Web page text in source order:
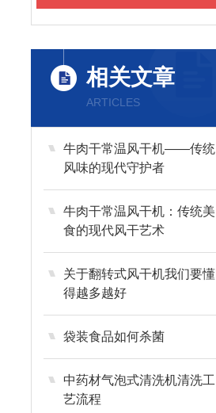
相关文章
ARTICLES
牛肉干常温风干机——传统
风味的现代守护者
牛肉干常温风干机：传统美
食的现代风干艺术
关于翻转式风干机我们要懂
得越多越好
袋装食品如何杀菌
中药材气泡式清洗机清洗工
艺流程